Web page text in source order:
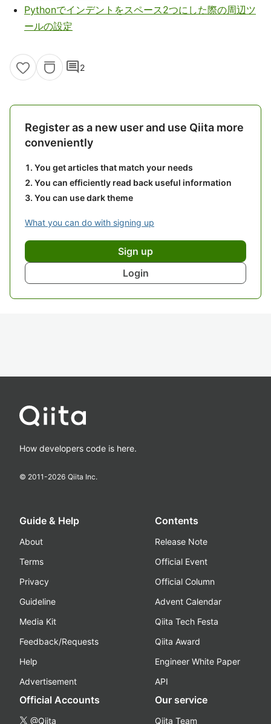
Pythonでインデントをスペース2つにした際の周辺ツ
ールの設定
comment2
Register as a new user and use Qiita more
conveniently
You get articles that match your needs
You can efficiently read back useful information
You can use dark theme
What you can do with signing up
Sign up
Login
How developers code is here.
© 2011-2026 Qiita Inc.
Guide & Help
About
Terms
Privacy
Guideline
Media Kit
Feedback/Requests
Help
Advertisement
Contents
Release Note
Official Event
Official Column
Advent Calendar
Qiita Tech Festa
Qiita Award
Engineer White Paper
API
Official Accounts
@Qiita
Our service
Qiita Team